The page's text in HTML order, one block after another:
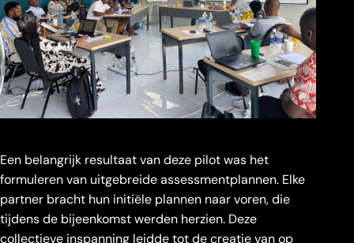
Een belangrijk resultaat van deze pilot was het
formuleren van uitgebreide assessmentplannen. Elke
partner bracht hun initiële plannen naar voren, die
tijdens de bijeenkomst werden herzien. Deze
collectieve inspanning leidde tot de creatie van op